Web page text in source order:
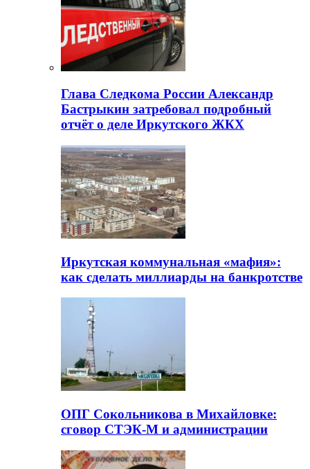
Глава Следкома России Александр
Бастрыкин затребовал подробный
отчёт о деле Иркутского ЖКХ
Иркутская коммунальная «мафия»:
как сделать миллиарды на банкротстве
ОПГ Сокольникова в Михайловке:
сговор СТЭК-М и администрации